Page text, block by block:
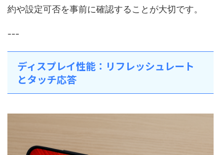
約や設定可否を事前に確認することが大切です。
---
ディスプレイ性能：リフレッシュレート
とタッチ応答